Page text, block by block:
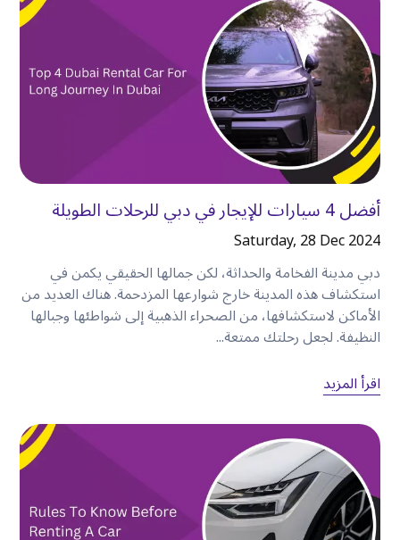
بعضًا من أكثر تجاربها التي لا تُنسى تقع بعيدًا عن
المسارات السياحية المعتادة
باستخدام سيارتك المستأجرة،يصبح من الأسهل زيارة:
•المقاهي المحلية.
•الحدائق العامة.
•المناطق ذات الإطلالات الخلابة على الواجهة البحرية.
•أسواق عطلة نهاية الأسبوع.
•المعالم السياحية العائلية.
•أماكن تناول الطعام الأقل شهرة.
بدلاً من حصر نفسك في الأماكن التي تصل إليها وسائل
النقل العام مباشرةً، يمكنك استكشاف دبي بطريقة أكثر
طبيعية.
سافر براحة مع العائلة أو الأصدقاء
يصبح السفر مع الأطفال أو مع مجموعة أصدقاء أسهل
بكثير عندما يتمكن الجميع من البقاء معًا في سيارة
واحدة.
توفر لك السيارة المستأجرة مساحة لـ
أكياس التسوق.
•عربات الأطفال.
•الأمتعة.
أفضل 4 سيارات للإيجار في دبي للرحلات الطويلة
Saturday, 28 Dec 2024
دبي مدينة الفخامة والحداثة، لكن جمالها الحقيقي يكمن في
استكشاف هذه المدينة خارج شوارعها المزدحمة. هناك العديد من
الأماكن لاستكشافها، من الصحراء الذهبية إلى شواطئها وجبالها
النظيفة. لجعل رحلتك ممتعة...
اقرأ المزيد